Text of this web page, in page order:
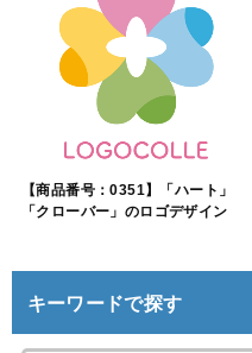
【商品番号：0351】「ハート」
「クローバー」のロゴデザイン
キーワードで探す